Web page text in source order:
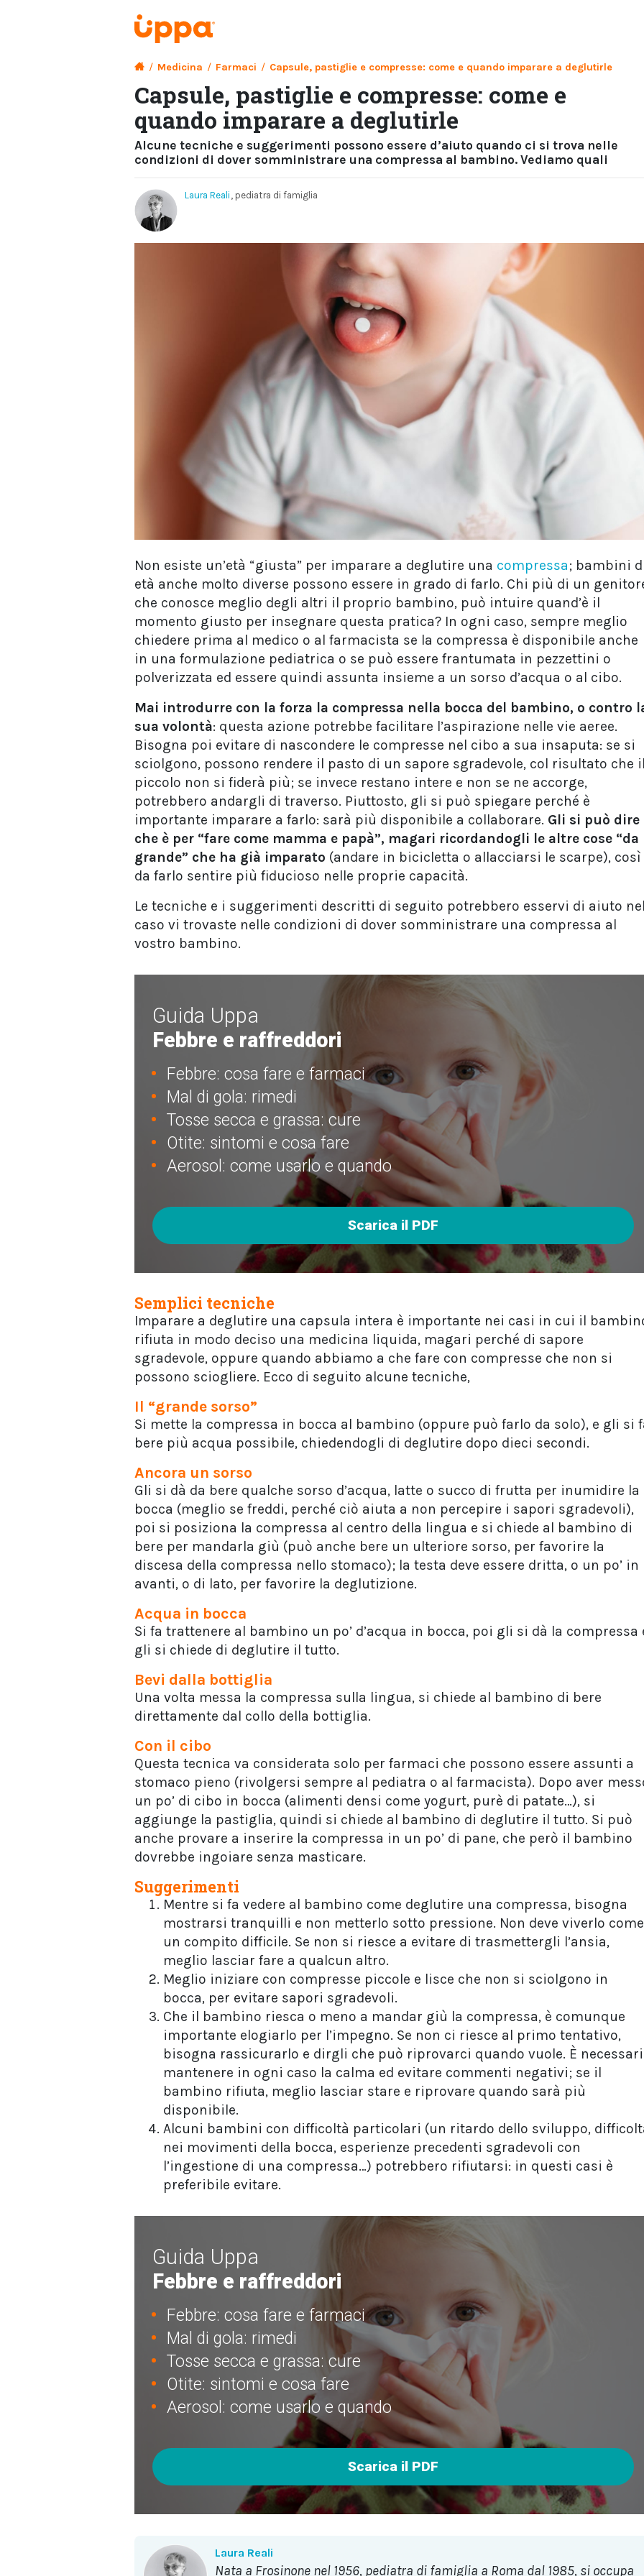
/ Medicina / Farmaci / Capsule, pastiglie e compresse: come e quando imparare a deglutirle
Capsule, pastiglie e compresse: come e
quando imparare a deglutirle
Alcune tecniche e suggerimenti possono essere d’aiuto quando ci si trova nelle
condizioni di dover somministrare una compressa al bambino. Vediamo quali
Laura Reali , pediatra di famiglia
Non esiste un’età “giusta” per imparare a deglutire una compressa; bambini
età anche molto diverse possono essere in grado di farlo. Chi più di un
che conosce meglio degli altri il proprio bambino, può intuire quand’è il
momento giusto per insegnare questa pratica? In ogni caso, sempre meglio
chiedere prima al medico o al farmacista se la compressa è disponibile anche
in una formulazione pediatrica o se può essere frantumata in pezzettini o
polverizzata ed essere quindi assunta insieme a un sorso d’acqua o al cibo.
Mai introdurre con la forza la compressa nella bocca del bambino, o contro
sua volontà: questa azione potrebbe facilitare l’aspirazione nelle vie aeree.
Bisogna poi evitare di nascondere le compresse nel cibo a sua insaputa: se si
sciolgono, possono rendere il pasto di un sapore sgradevole, col risultato che
piccolo non si fiderà più; se invece restano intere e non se ne accorge,
potrebbero andargli di traverso. Piuttosto, gli si può spiegare perché è
importante imparare a farlo: sarà più disponibile a collaborare. Gli si può dire
che è per “fare come mamma e papà”, magari ricordandogli le altre cose “da
grande” che ha già imparato (andare in bicicletta o allacciarsi le scarpe), così
da farlo sentire più fiducioso nelle proprie capacità.
Le tecniche e i suggerimenti descritti di seguito potrebbero esservi di aiuto
caso vi trovaste nelle condizioni di dover somministrare una compressa al
vostro bambino.
Guida Uppa
Febbre e raffreddori
Febbre: cosa fare e farmaci
Mal di gola: rimedi
Tosse secca e grassa: cure
Otite: sintomi e cosa fare
Aerosol: come usarlo e quando
Scarica il PDF
Semplici tecniche
Imparare a deglutire una capsula intera è importante nei casi in cui il
rifiuta in modo deciso una medicina liquida, magari perché di sapore
sgradevole, oppure quando abbiamo a che fare con compresse che non si
possono sciogliere. Ecco di seguito alcune tecniche,
Il “grande sorso”
Si mette la compressa in bocca al bambino (oppure può farlo da solo), e gli si
bere più acqua possibile, chiedendogli di deglutire dopo dieci secondi.
Ancora un sorso
Gli si dà da bere qualche sorso d’acqua, latte o succo di frutta per inumidire la
bocca (meglio se freddi, perché ciò aiuta a non percepire i sapori sgradevoli),
poi si posiziona la compressa al centro della lingua e si chiede al bambino di
bere per mandarla giù (può anche bere un ulteriore sorso, per favorire la
discesa della compressa nello stomaco); la testa deve essere dritta, o un po’ in
avanti, o di lato, per favorire la deglutizione.
Acqua in bocca
Si fa trattenere al bambino un po’ d’acqua in bocca, poi gli si dà la compressa
gli si chiede di deglutire il tutto.
Bevi dalla bottiglia
Una volta messa la compressa sulla lingua, si chiede al bambino di bere
direttamente dal collo della bottiglia.
Con il cibo
Questa tecnica va considerata solo per farmaci che possono essere assunti a
stomaco pieno (rivolgersi sempre al pediatra o al farmacista). Dopo aver
un po’ di cibo in bocca (alimenti densi come yogurt, purè di patate…), si
aggiunge la pastiglia, quindi si chiede al bambino di deglutire il tutto. Si può
anche provare a inserire la compressa in un po’ di pane, che però il bambino
dovrebbe ingoiare senza masticare.
Suggerimenti
Mentre si fa vedere al bambino come deglutire una compressa, bisogna
mostrarsi tranquilli e non metterlo sotto pressione. Non deve viverlo come
un compito difficile. Se non si riesce a evitare di trasmettergli l’ansia,
meglio lasciar fare a qualcun altro.
Meglio iniziare con compresse piccole e lisce che non si sciolgono in
bocca, per evitare sapori sgradevoli.
Che il bambino riesca o meno a mandar giù la compressa, è comunque
importante elogiarlo per l’impegno. Se non ci riesce al primo tentativo,
bisogna rassicurarlo e dirgli che può riprovarci quando vuole. È
mantenere in ogni caso la calma ed evitare commenti negativi; se il
bambino rifiuta, meglio lasciar stare e riprovare quando sarà più
disponibile.
Alcuni bambini con difficoltà particolari (un ritardo dello sviluppo,
nei movimenti della bocca, esperienze precedenti sgradevoli con
l’ingestione di una compressa…) potrebbero rifiutarsi: in questi casi è
preferibile evitare.
Guida Uppa
Febbre e raffreddori
Febbre: cosa fare e farmaci
Mal di gola: rimedi
Tosse secca e grassa: cure
Otite: sintomi e cosa fare
Aerosol: come usarlo e quando
Scarica il PDF
Laura Reali
nata a Frosinone nel 1956, pediatra di famiglia a Roma dal 1985, si occupa